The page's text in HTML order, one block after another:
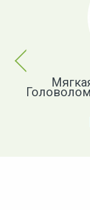
Previous